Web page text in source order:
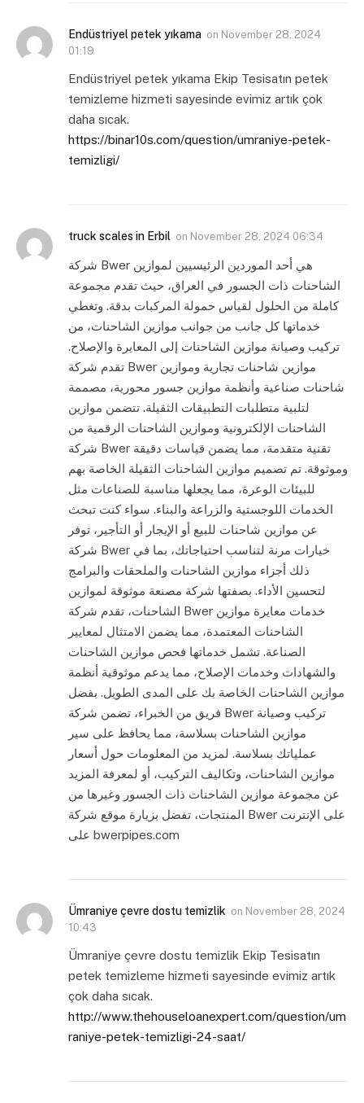
Endüstriyel petek yıkama on November 28, 2024
01:19
Endüstriyel petek yıkama Ekip Tesisatın petek
temizleme hizmeti sayesinde evimiz artık çok
daha sıcak.
https://binar10s.com/question/umraniye-petek-
temizligi/
truck scales in Erbil on November 28, 2024 06:34
شركة Bwer هي أحد الموردين الرئيسيين لموازين
الشاحنات ذات الجسور في العراق، حيث تقدم مجموعة
كاملة من الحلول لقياس حمولة المركبات بدقة. وتغطي
خدماتها كل جانب من جوانب موازين الشاحنات، من
تركيب وصيانة موازين الشاحنات إلى المعايرة والإصلاح.
تقدم شركة Bwer موازين شاحنات تجارية وموازين
شاحنات صناعية وأنظمة موازين جسور محورية، مصممة
لتلبية متطلبات التطبيقات الثقيلة. تتضمن موازين
الشاحنات الإلكترونية وموازين الشاحنات الرقمية من
شركة Bwer تقنية متقدمة، مما يضمن قياسات دقيقة
وموثوقة. تم تصميم موازين الشاحنات الثقيلة الخاصة بهم
للبيئات الوعرة، مما يجعلها مناسبة للصناعات مثل
الخدمات اللوجستية والزراعة والبناء. سواء كنت تبحث
عن موازين شاحنات للبيع أو الإيجار أو التأجير، توفر
شركة Bwer خيارات مرنة لتناسب احتياجاتك، بما في
ذلك أجزاء موازين الشاحنات والملحقات والبرامج
لتحسين الأداء. بصفتها شركة مصنعة موثوقة لموازين
الشاحنات، تقدم شركة Bwer خدمات معايرة موازين
الشاحنات المعتمدة، مما يضمن الامتثال لمعايير
الصناعة. تشمل خدماتها فحص موازين الشاحنات
والشهادات وخدمات الإصلاح، مما يدعم موثوقية أنظمة
موازين الشاحنات الخاصة بك على المدى الطويل. بفضل
فريق من الخبراء، تضمن شركة Bwer تركيب وصيانة
موازين الشاحنات بسلاسة، مما يحافظ على سير
عملياتك بسلاسة. لمزيد من المعلومات حول أسعار
موازين الشاحنات، وتكاليف التركيب، أو لمعرفة المزيد
عن مجموعة موازين الشاحنات ذات الجسور وغيرها من
المنتجات، تفضل بزيارة موقع شركة Bwer على الإنترنت
على bwerpipes.com
Ümraniye çevre dostu temizlik on November 28, 2024
10:43
Ümraniye çevre dostu temizlik Ekip Tesisatın
petek temizleme hizmeti sayesinde evimiz artık
çok daha sıcak.
http://www.thehouseloanexpert.com/question/um
raniye-petek-temizligi-24-saat/